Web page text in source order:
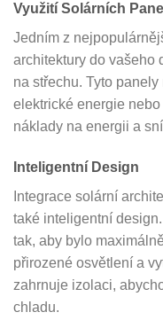
Využití Solárních
Jedním z
architektury do vašeho
na střechu. Tyto
elektrické energie
náklady na energii a
Inteligentní Design
Integrace solární
také inteligentní
tak, aby bylo
přirozené osvětlení a
zahrnuje izolaci,
chladu.